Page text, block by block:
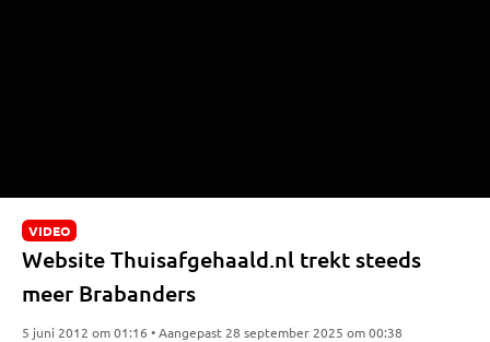
VIDEO
Website Thuisafgehaald.nl trekt steeds
meer Brabanders
5 juni 2012 om 01:16 • Aangepast 28 september 2025 om 00:38